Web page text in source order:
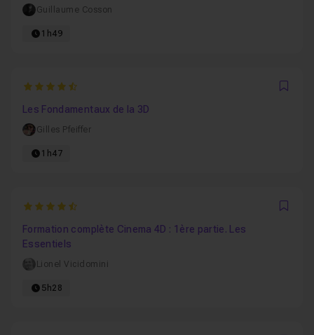
Guillaume Cosson
1h49
4.9705882352941
Les Fondamentaux de la 3D
Gilles Pfeiffer
1h47
4.9090909090909
Formation complète Cinema 4D : 1ère partie. Les
Essentiels
Lionel Vicidomini
5h28